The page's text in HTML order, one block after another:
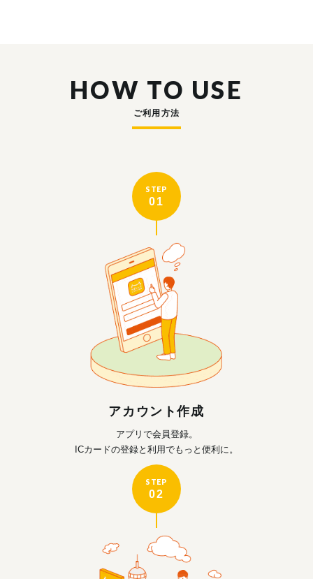
HOW TO USE
ご利用方法
STEP
01
アカウント作成
アプリで会員登録。
ICカードの登録と利用でもっと便利に。
STEP
02